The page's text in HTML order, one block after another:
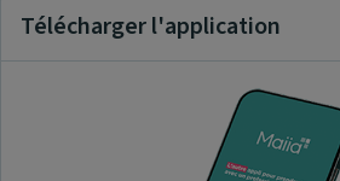
Télécharger l'application